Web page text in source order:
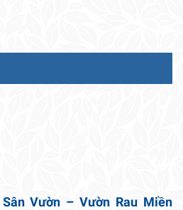
Vườn – Vườn Rau Miền